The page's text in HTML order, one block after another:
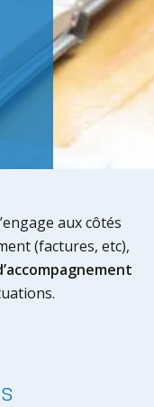
aux côtés
(factures, etc),